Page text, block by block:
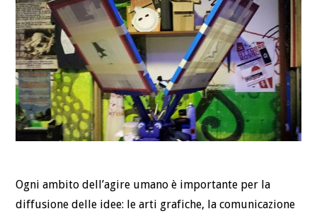
CHI
BLOG
CONTATTI
Ogni ambito dell’agire umano è importante per la
diffusione delle idee: le arti grafiche, la comunicazione